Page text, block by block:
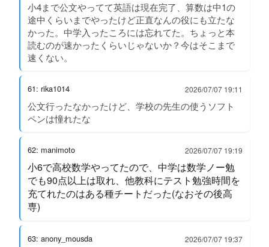
小4まで公文やってて英語は現在完了、算数は中1の
途中くらいまでやったけど正直なんの役にも立たな
かった。中学入ったころには忘れてた。ちょっと本
読むのが速かったくらいじゃないか？今はそこまで
速くない。
61: rika1014 2026/07/07 19:11
公文行ったなかったけど、学校の先生の使うソフト
ペンは憧れたな
62: manimoto 2026/07/07 19:19
小6で高校数学やってたので、中学は数学ノー勉
でも90点以上は取れ、他教科にテスト勉強時間を
充てれたのはある種チートだった(なおその後高
専)
63: anony_mousda 2026/07/07 19:37